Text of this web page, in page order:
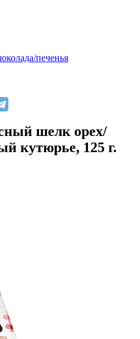
печенья
шелк орех/
кутюрье, 125 г.